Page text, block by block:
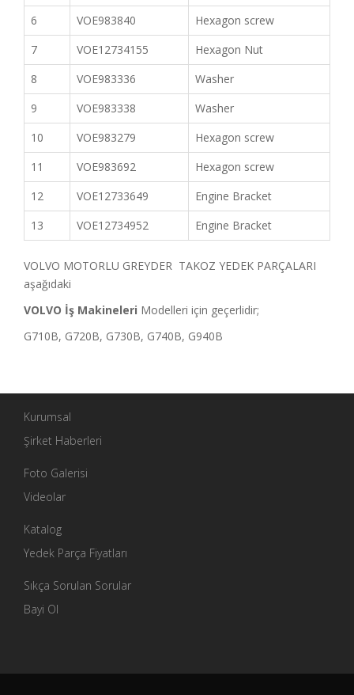
6
VOE983840
Hexagon screw
7
VOE12734155
Hexagon Nut
8
VOE983336
Washer
9
VOE983338
Washer
10
VOE983279
Hexagon screw
11
VOE983692
Hexagon screw
12
VOE12733649
Engine Bracket
13
VOE12734952 Engine Bracket
VOLVO MOTORLU GREYDER TAKOZ YEDEK PARÇALARI
aşağıdaki
VOLVO İş Makineleri Modelleri için geçerlidir;
G710B, G720B, G730B, G740B, G940B
Kurumsal
Şirket Haberleri
Foto Galerisi
Videolar
Katalog
Yedek Parça Fiyatları
Sıkça Sorulan Sorular
Bayi Ol